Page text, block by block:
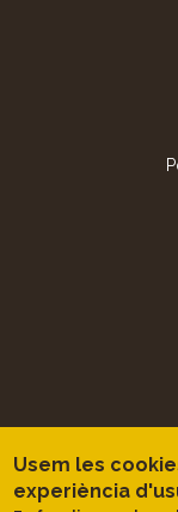
Usem les
experiència